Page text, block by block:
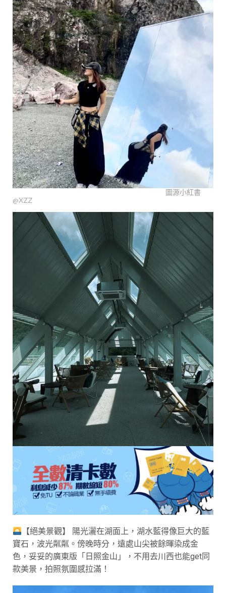
圖源小紅書
@XZZ
【絕美景觀】 陽光灑在湖面上，湖水藍得像巨大的藍
寶石，波光粼粼。傍晚時分，遠處山尖被餘暉染成金
色，妥妥的廣東版「日照金山」，不用去川西也能get同
款美景，拍照氛圍感拉滿！